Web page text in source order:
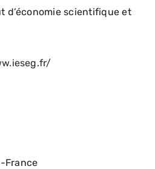
d’économie scientifique et
France